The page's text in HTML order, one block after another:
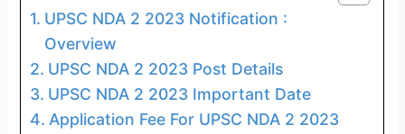
UPSC NDA 2 2023 Notification :
Overview
UPSC NDA 2 2023 Post Details
UPSC NDA 2 2023 Important Date
Application Fee For UPSC NDA 2 2023